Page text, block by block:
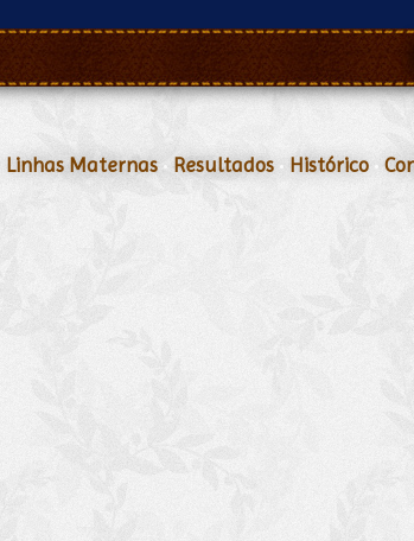
Linhas Maternas • Resultados • Histórico •